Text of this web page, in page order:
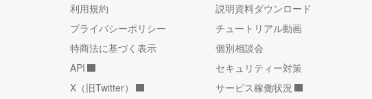
利用規約
プライバシーポリシー
特商法に基づく表示
API
X（旧Twitter）
説明資料ダウンロード
チュートリアル動画
個別相談会
セキュリティー対策
サービス稼働状況